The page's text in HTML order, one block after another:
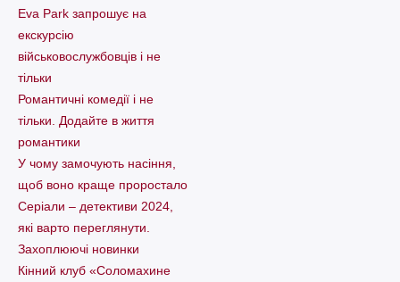
Eva Park запрошує на
екскурсію
військовослужбовців і не
тільки
Романтичні комедії і не
тільки. Додайте в життя
романтики
У чому замочують насіння,
щоб воно краще проростало
Серіали – детективи 2024,
які варто пеpеглянути.
Захоплюючі новинки
Кінний клуб «Соломахине